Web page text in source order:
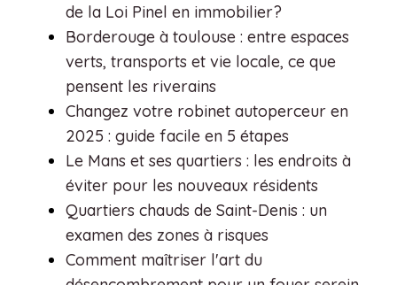
de la Loi Pinel en immobilier?
Borderouge à toulouse : entre espaces
verts, transports et vie locale, ce que
pensent les riverains
Changez votre robinet autoperceur en
2025 : guide facile en 5 étapes
Le Mans et ses quartiers : les endroits à
éviter pour les nouveaux résidents
Quartiers chauds de Saint-Denis : un
examen des zones à risques
Comment maîtriser l'art du